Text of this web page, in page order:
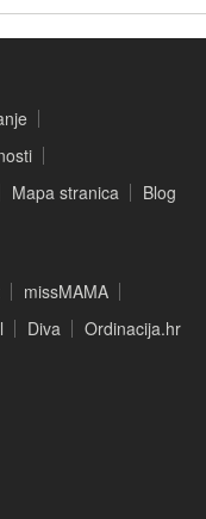
Mapa stranica Blog
missMAMA
Diva Ordinacija.hr